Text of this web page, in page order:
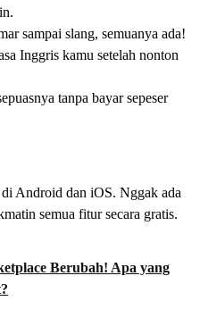
sampai slang, semuanya ada!
Inggris kamu setelah nonton
tanpa bayar sepeser
Android dan iOS. Nggak ada
semua fitur secara gratis.
Berubah! Apa yang